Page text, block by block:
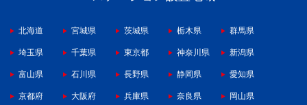
北海道 宮城県 茨城県 栃木県 群馬県
埼玉県 千葉県 東京都 神奈川県 新潟県
富山県 石川県 長野県 静岡県 愛知県
京都府 大阪府 兵庫県 奈良県 岡山県